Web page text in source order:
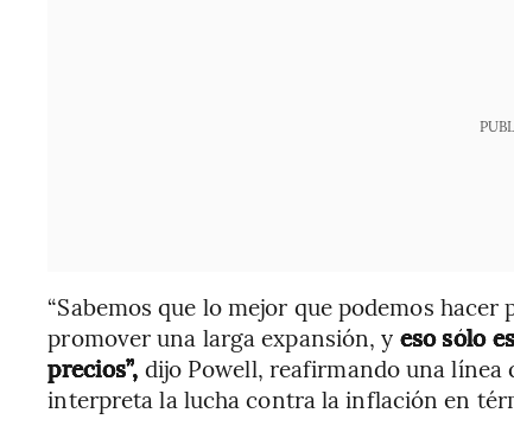
“Sabemos que lo mejor que podemos
promover una larga expansión, y eso sólo
precios”, dijo Powell, reafirmando una línea
interpreta la lucha contra la inflación en